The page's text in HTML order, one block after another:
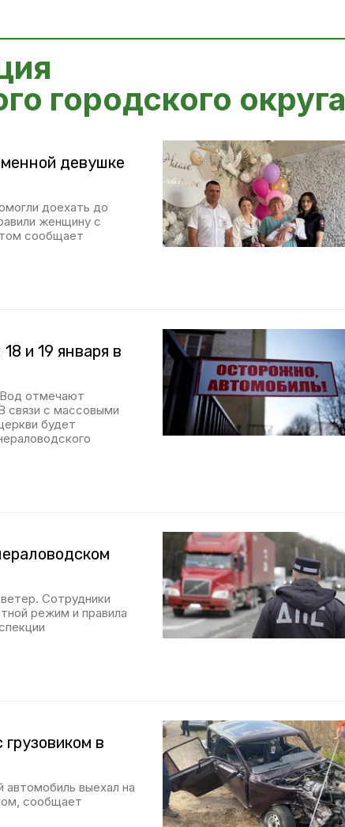
городского округа
девушке
доехать до
женщину с
сообщает
и 19 января в
Вод отмечают
связи с массовыми
будет
Сотрудники
режим и правила
в
автомобиль выехал на
сообщает